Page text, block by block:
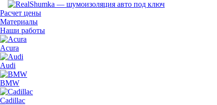
Расчет цены
Материалы
Наши работы
Acura
Audi
BMW
Cadillac